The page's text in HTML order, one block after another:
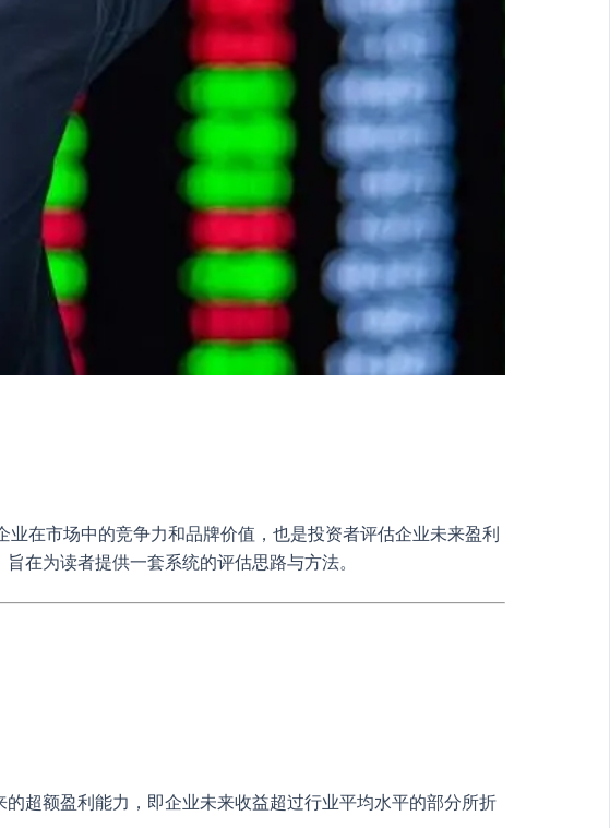
在市场中的竞争力和品牌价值，也是投资者评估企业未来盈利
在为读者提供一套系统的评估思路与方法。
超额盈利能力，即企业未来收益超过行业平均水平的部分所折